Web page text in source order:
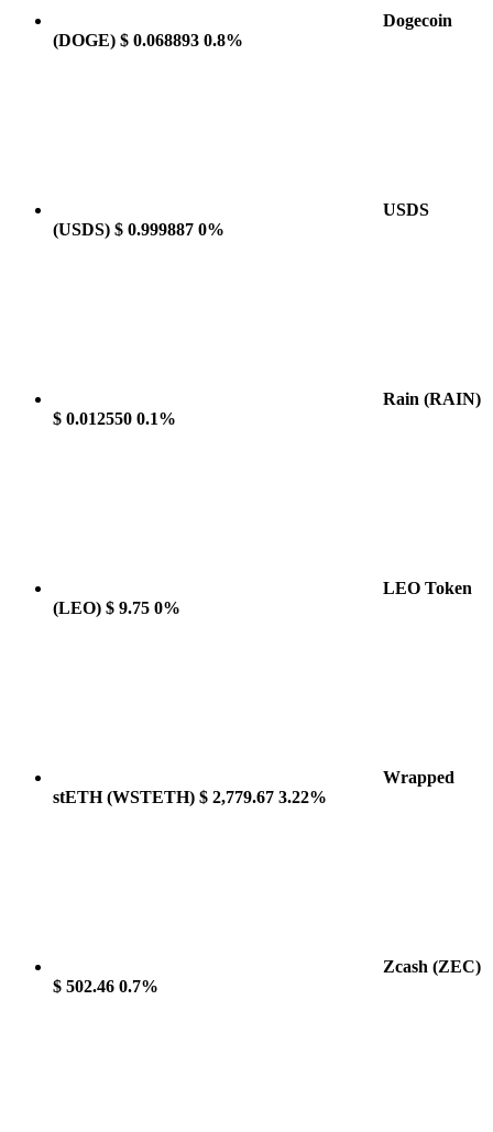
Dogecoin
(DOGE) $ 0.068893 0.8%
USDS
(USDS) $ 0.999887 0%
Rain (RAIN)
$ 0.012550 0.1%
LEO Token
(LEO) $ 9.75 0%
Wrapped
stETH(WSTETH) $ 2,779.67 3.22%
Zcash (ZEC)
$ 502.46 0.7%